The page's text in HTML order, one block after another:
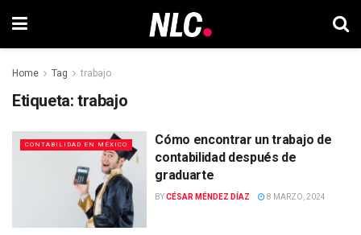
Home Tag trabajo
Etiqueta: trabajo
CONTABILIDAD EN MÉXICO
Cómo encontrar un trabajo de
contabilidad después de
graduarte
BYCÉSAR MÉNDEZ DÍAZ 8 MARZO, 2024